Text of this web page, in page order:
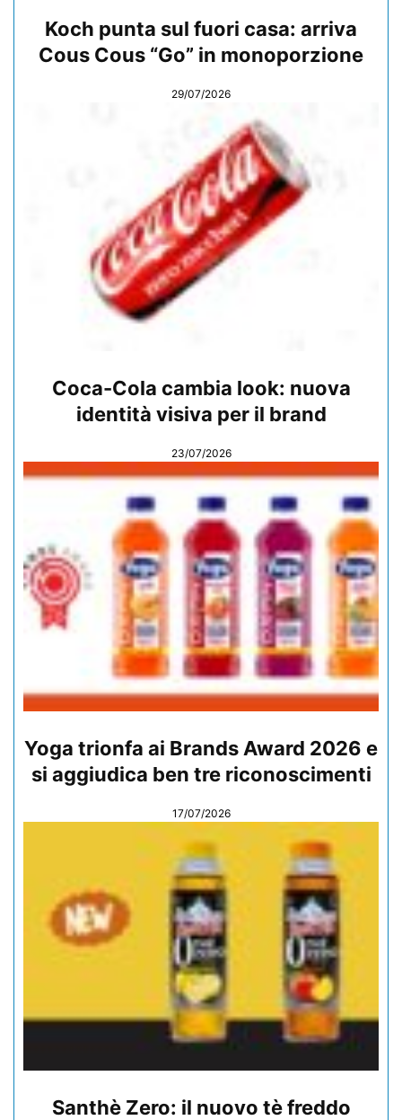
Koch punta sul fuori casa: arriva
Cous Cous “Go” in monoporzione
29/07/2026
Coca-Cola cambia look: nuova
identità visiva per il brand
23/07/2026
Yoga trionfa ai Brands Award 2026 e
si aggiudica ben tre riconoscimenti
17/07/2026
Santhè Zero: il nuovo tè freddo